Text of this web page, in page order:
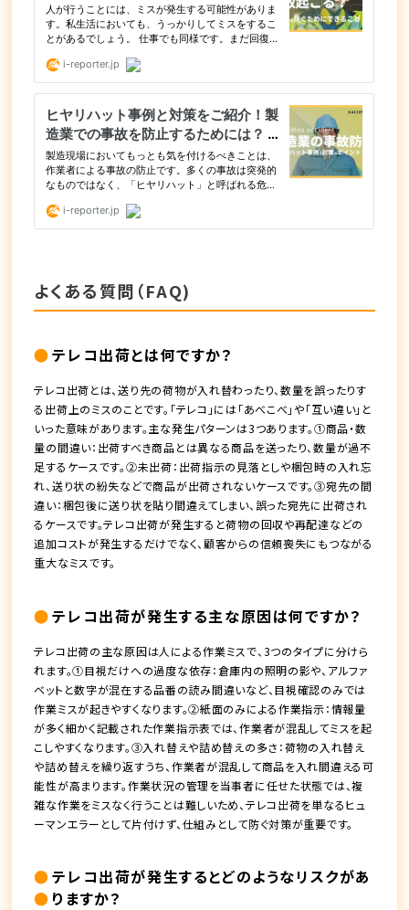
よくある質問（FAQ)
テレコ出荷とは何ですか？
テレコ出荷とは、送り先の荷物が入れ替わったり、数量を誤ったりす
る出荷上のミスのことです。「テレコ」には「あべこべ」や「互い違い」と
いった意味があります。主な発生パターンは3つあります。①商品・数
量の間違い：出荷すべき商品とは異なる商品を送ったり、数量が過不
足するケースです。②未出荷：出荷指示の見落としや梱包時の入れ忘
れ、送り状の紛失などで商品が出荷されないケースです。③宛先の間
違い：梱包後に送り状を貼り間違えてしまい、誤った宛先に出荷され
るケースです。テレコ出荷が発生すると荷物の回収や再配達などの
追加コストが発生するだけでなく、顧客からの信頼喪失にもつながる
重大なミスです。
テレコ出荷が発生する主な原因は何ですか？
テレコ出荷の主な原因は人による作業ミスで、3つのタイプに分けら
れます。①目視だけへの過度な依存：倉庫内の照明の影や、アルファ
ベットと数字が混在する品番の読み間違いなど、目視確認のみでは
作業ミスが起きやすくなります。②紙面のみによる作業指示：情報量
が多く細かく記載された作業指示表では、作業者が混乱してミスを起
こしやすくなります。③入れ替えや詰め替えの多さ：荷物の入れ替え
や詰め替えを繰り返すうち、作業者が混乱して商品を入れ間違える可
能性が高まります。作業状況の管理を当事者に任せた状態では、複
雑な作業をミスなく行うことは難しいため、テレコ出荷を単なるヒュ
ーマンエラーとして片付けず、仕組みとして防ぐ対策が重要です。
テレコ出荷が発生するとどのようなリスクがあ
りますか？